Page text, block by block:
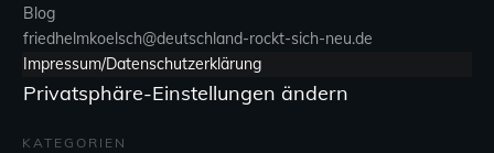
Blog
friedhelmkoelsch@deutschland-rockt-sich-neu.de
Impressum/Datenschutzerklärung
Privatsphäre-Einstellungen ändern
KATEGORIEN